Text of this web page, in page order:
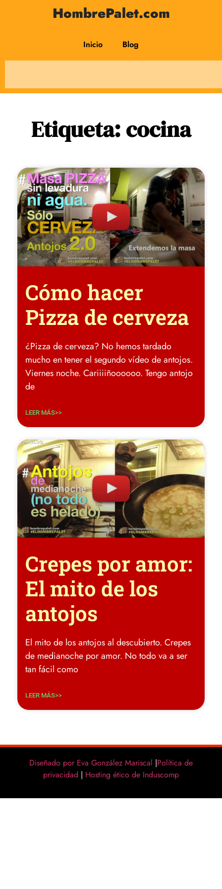
HombrePalet.com
Inicio Blog
Etiqueta: cocina
Cómo hacer
Pizza de cerveza
¿Pizza de cerveza? No hemos tardado
mucho en tener el segundo vídeo de antojos.
Viernes noche. Cariiiiñoooooo. Tengo antojo
de
LEER MÁS>>
Crepes por amor:
El mito de los
antojos
El mito de los antojos al descubierto. Crepes
de medianoche por amor. No todo va a ser
tan fácil como
LEER MÁS>>
Diseñado por Eva González Mariscal |Política de
privacidad | Hosting ético de Induscomp